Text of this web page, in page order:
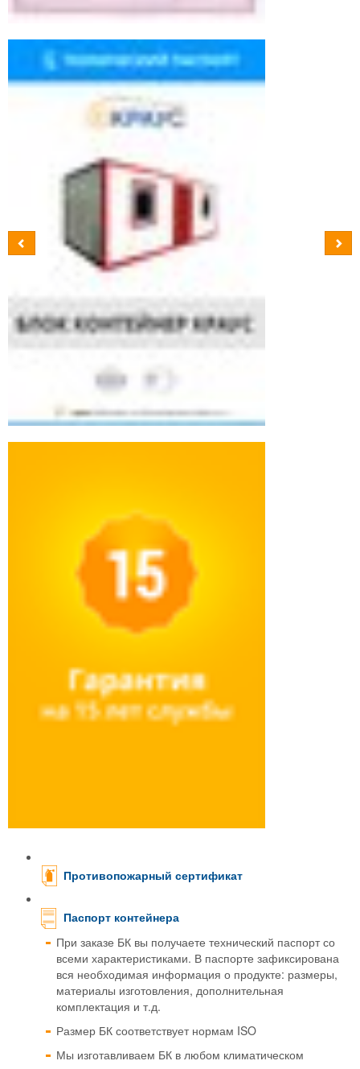
Противопожарный сертификат
Паспорт контейнера
При заказе БК вы получаете технический паспорт со
всеми характеристиками. В паспорте зафиксирована
вся необходимая информация о продукте: размеры,
материалы изготовления, дополнительная
комплектация и т.д.
Размер БК соответствует нормам ISO
Мы изготавливаем БК в любом климатическом